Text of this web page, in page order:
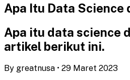
Apa Itu Data Science
Apa itu data science
artikel berikut ini.
By greatnusa • 29 Maret 2023